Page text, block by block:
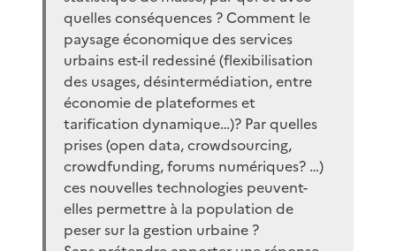
quelles conséquences ? Comment le
paysage économique des services
urbains est-il redessiné (flexibilisation
des usages, désintermédiation, entre
économie de plateformes et
tarification dynamique…)? Par quelles
prises (open data, crowdsourcing,
crowdfunding, forums numériques? …)
ces nouvelles technologies peuvent-
elles permettre à la population de
peser sur la gestion urbaine ?